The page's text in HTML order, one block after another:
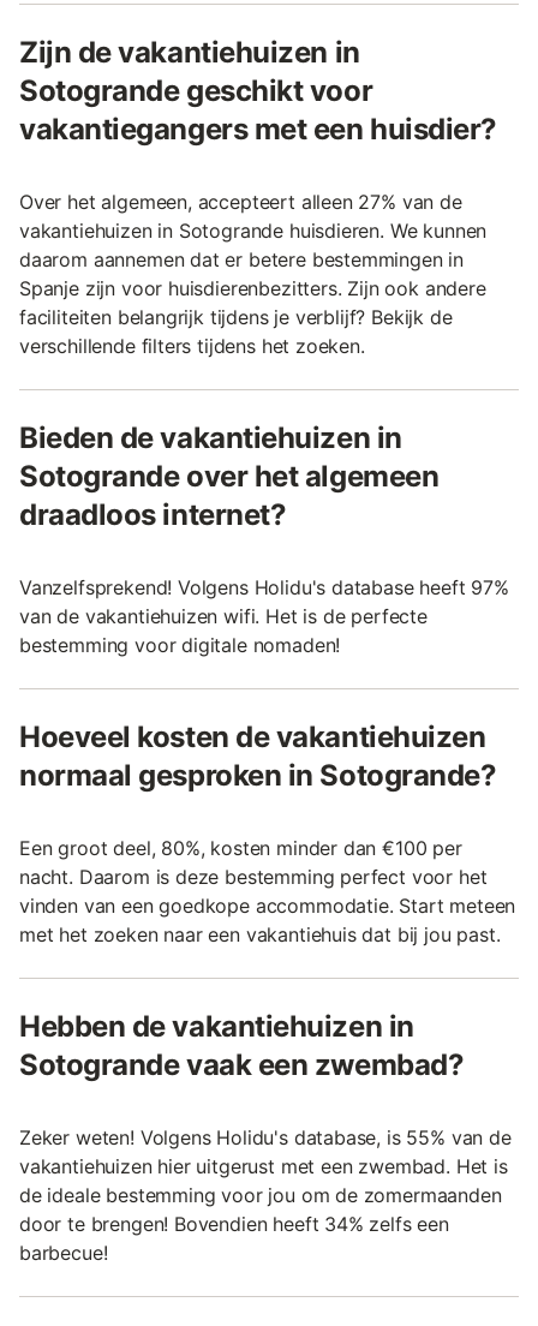
Zijn de vakantiehuizen in
Sotogrande geschikt voor
vakantiegangers met een huisdier?
Over het algemeen, accepteert alleen 27% van de
vakantiehuizen in Sotogrande huisdieren. We kunnen
daarom aannemen dat er betere bestemmingen in
Spanje zijn voor huisdierenbezitters. Zijn ook andere
faciliteiten belangrijk tijdens je verblijf? Bekijk de
verschillende filters tijdens het zoeken.
Bieden de vakantiehuizen in
Sotogrande over het algemeen
draadloos internet?
Vanzelfsprekend! Volgens Holidu's database heeft 97%
van de vakantiehuizen wifi. Het is de perfecte
bestemming voor digitale nomaden!
Hoeveel kosten de vakantiehuizen
normaal gesproken in Sotogrande?
Een groot deel, 80%, kosten minder dan €100 per
nacht. Daarom is deze bestemming perfect voor het
vinden van een goedkope accommodatie. Start meteen
met het zoeken naar een vakantiehuis dat bij jou past.
Hebben de vakantiehuizen in
Sotogrande vaak een zwembad?
Zeker weten! Volgens Holidu's database, is 55% van de
vakantiehuizen hier uitgerust met een zwembad. Het is
de ideale bestemming voor jou om de zomermaanden
door te brengen! Bovendien heeft 34% zelfs een
barbecue!